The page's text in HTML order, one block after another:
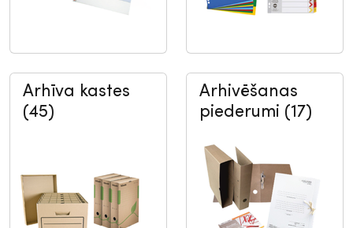
Arhīva kastes
(45)
Arhivēšanas
piederumi (17)